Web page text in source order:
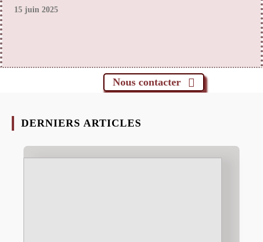
15 juin 2025
Nous contacter
DERNIERS ARTICLES